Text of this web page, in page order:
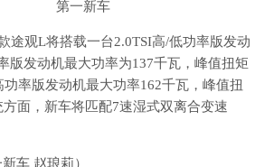
途观L将搭载一台2.0TSI高/低功率版发动
版发动机最大功率为137千瓦，峰值扭矩
功率版发动机最大功率162千瓦，峰值扭
面，新车将匹配7速湿式双离合变速
车 赵琅莉）